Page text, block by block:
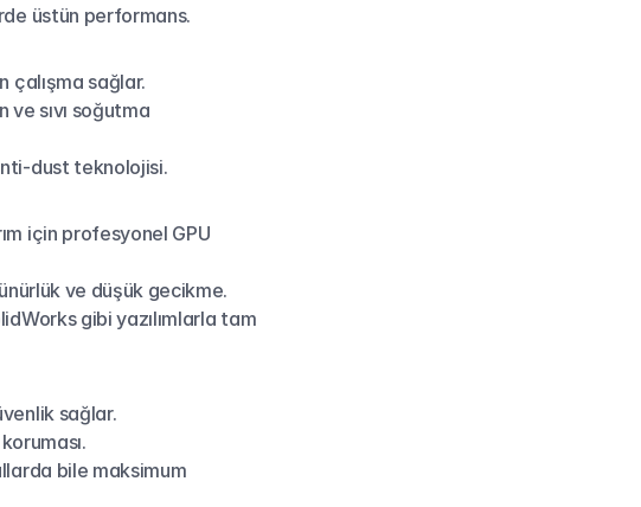
üstün performans.
çalışma sağlar.
sıvı soğutma
dust teknolojisi.
için profesyonel GPU
ve düşük gecikme.
gibi yazılımlarla tam
sağlar.
bile maksimum